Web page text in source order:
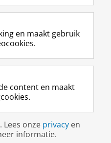
F
a
e
b
o
p
a
g
i
n
a
L
i
k
e
I
-
p
a
g
i
n
R
S
-
f
e
R
i
k
s
u
I
n
t
r
m
-
c
c
o
Y
o
T
e
k
a
a
a
en maakt gebruik
content en maakt
Lees onze privacy en
informatie.